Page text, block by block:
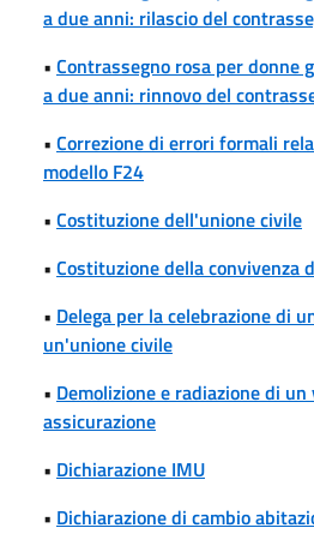
a due anni: rilascio del
• Contrassegno rosa per donne
a due anni: rinnovo del
• Correzione di errori formali
modello F24
• Costituzione dell'unione civile
• Costituzione della convivenza
• Delega per la celebrazione di
un'unione civile
• Demolizione e radiazione di
assicurazione
• Dichiarazione IMU
• Dichiarazione di cambio